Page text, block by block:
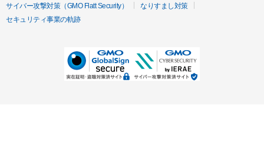
サイバー攻撃対策（GMO Flatt Security）
なりすまし対策
セキュリティ事業の軌跡